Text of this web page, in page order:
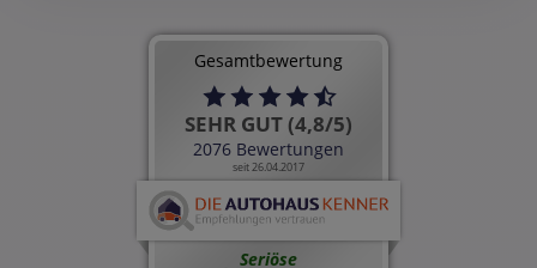
Gesamtbewertung
SEHR GUT (4,8/5)
2076 Bewertungen
seit 26.04.2017
Seriöse